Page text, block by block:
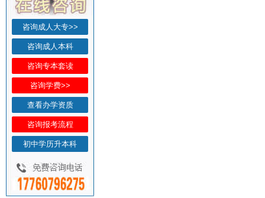
咨询成人大专>>
咨询成人本科
咨询专本套读
咨询学费>>
查看办学资质
咨询报考流程
初中学历升本科